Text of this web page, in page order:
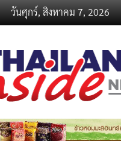
วันศุกร์, สิงหาคม 7, 2026